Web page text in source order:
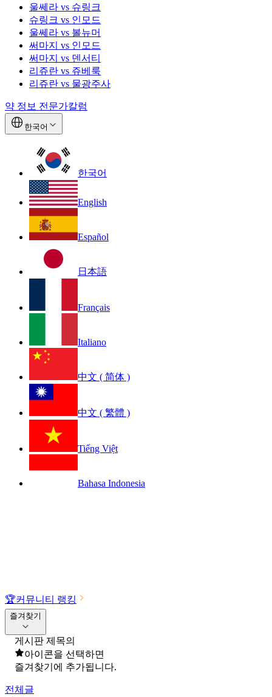
울쎄라 vs 슈링크
슈링크 vs 인모드
울쎄라 vs 볼뉴머
써마지 vs 인모드
써마지 vs 덴서티
리쥬란 vs 쥬베룩
리쥬란 vs 물광주사
약 정보 전문가칼럼
한국어
한국어
English
Español
日本語
Français
Italiano
中文 ( 简体 )
中文 ( 繁體 )
Tiếng Việt
Bahasa Indonesia
🏆커뮤니티 랭킹
즐겨찾기
게시판 제목의
아이콘을 선택하면
즐겨찾기에 추가됩니다.
전체글